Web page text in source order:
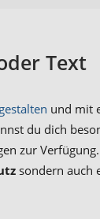
Text
und mit
du dich
zur
sondern auch